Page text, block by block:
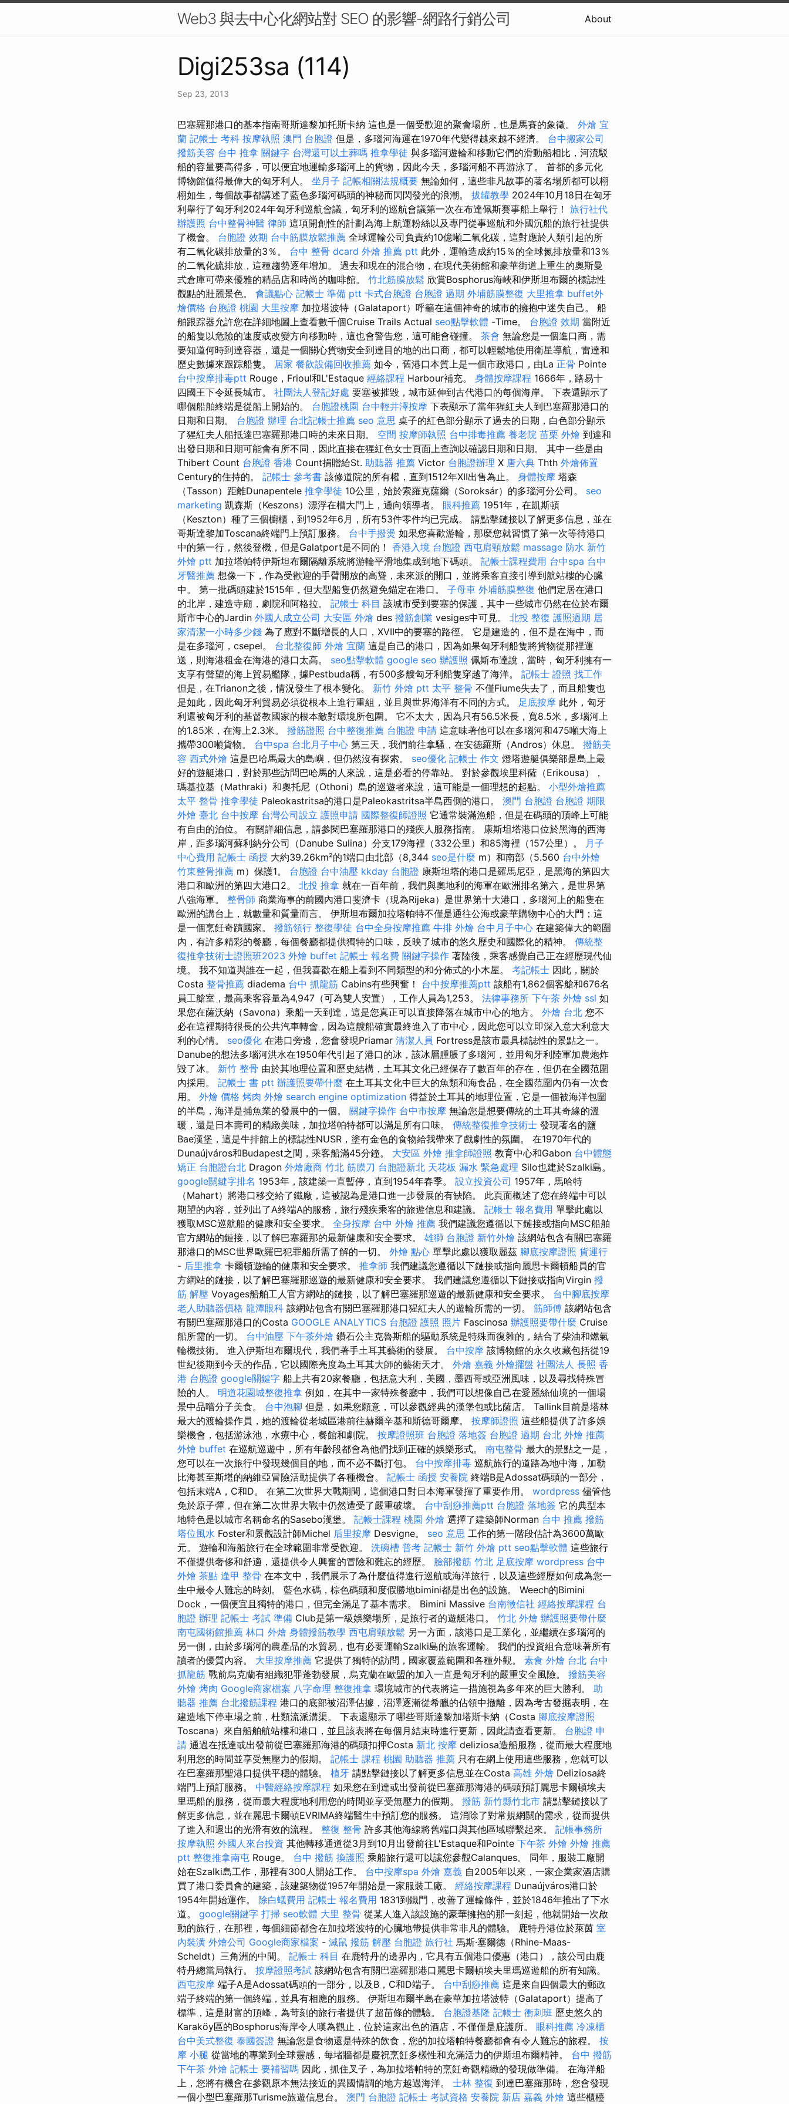
Web3 與去中心化網站對 SEO 的影響-網路行銷公司 About
Digi253sa (114)
Sep 23, 2013
巴塞羅那港口的基本指南哥斯達黎加托斯卡納 這也是一個受歡迎的聚會場所，也是馬賽的象徵。 外燴 宜
蘭 記帳士 考科 按摩執照 澳門 台胞證 但是，多瑙河海運在1970年代變得越來越不經濟。 台中搬家公司
撥筋美容 台中 推拿 關鍵字 台灣還可以土葬嗎 推拿學徒 與多瑙河遊輪和移動它們的滑動船相比，河流駁
船的容量要高得多，可以便宜地運輸多瑙河上的貨物，因此今天，多瑙河船不再游泳了。 首都的多元化
博物館值得最偉大的匈牙利人。 坐月子 記帳相關法規概要 無論如何，這些非凡故事的著名場所都可以栩
栩如生，每個故事都講述了藍色多瑙河碼頭的神秘而閃閃發光的浪潮。 拔罐教學 2024年10月18日在匈牙
利舉行了匈牙利2024年匈牙利巡航會議，匈牙利的巡航會議第一次在布達佩斯賽事船上舉行！ 旅行社代
辦護照 台中整骨神醫 律師 這項開創性的計劃為海上航運粉絲以及專門從事巡航和外國沉船的旅行社提供
了機會。 台胞證 效期 台中筋膜放鬆推薦 全球運輸公司負責約10億噸二氧化碳，這對應於人類引起的所
有二氧化碳排放量的3％。 台中 整骨 dcard 外燴 推薦 ptt 此外，運輸造成約15％的全球氮排放量和13％
的二氧化硫排放，這種趨勢逐年增加。 過去和現在的混合物，在現代美術館和豪華街道上重生的奧斯曼
式倉庫可帶來優雅的精品店和時尚的咖啡館。 竹北筋膜放鬆 欣賞Bosphorus海峽和伊斯坦布爾的標誌性
觀點的壯麗景色。 會議點心 記帳士 準備 ptt 卡式台胞證 台胞證 過期 外埔筋膜整復 大里推拿 buffet外
燴價格 台胞證 桃園 大里按摩 加拉塔波特（Galataport）呼籲在這個神奇的城市的擁抱中迷失自己。 船
舶跟踪器允許您在詳細地圖上查看數千個Cruise Trails Actual seo點擊軟體 -Time。 台胞證 效期 當附近
的船隻以危險的速度或改變方向移動時，這也會警告您，這可能會碰撞。 茶會 無論您是一個進口商，需
要知道何時到達容器，還是一個關心貨物安全到達目的地的出口商，都可以輕鬆地使用衛星導航，雷達和
歷史數據來跟踪船隻。 居家 餐飲設備回收推薦 如今，舊港口本質上是一個市政港口，由La 正骨 Pointe
台中按摩排毒ptt Rouge，Frioul和L'Estaque 經絡課程 Harbour補充。 身體按摩課程 1666年，路易十
四國王下令延長城市。 社團法人登記好處 要塞被摧毀，城市延伸到古代港口的每個海岸。 下表還顯示了
哪個船舶終端是從船上開始的。 台胞證桃園 台中輕井澤按摩 下表顯示了當年猩紅夫人到巴塞羅那港口的
日期和日期。 台胞證 辦理 台北記帳士推薦 seo 意思 桌子的紅色部分顯示了過去的日期，白色部分顯示
了猩紅夫人船抵達巴塞羅那港口時的未來日期。 空間 按摩師執照 台中排毒推薦 養老院 苗栗 外燴 到達和
出發日期和日期可能會有所不同，因此直接在猩紅色女士頁面上查詢以確認日期和日期。 其中一些是由
Thibert Count 台胞證 香港 Count捐贈給St. 助聽器 推薦 Victor 台胞證辦理 X 唐六典 Thth 外燴佈置
Century的住持的。 記帳士 參考書 該修道院的所有權，直到1512年XII出售為止。 身體按摩 塔森
（Tasson）距離Dunapentele 推拿學徒 10公里，始於索羅克薩爾（Soroksár）的多瑙河分公司。 seo
marketing 凱森斯（Keszons）漂浮在槽大門上，通向領導者。 眼科推薦 1951年，在凱斯頓
（Keszton）種了三個櫥櫃，到1952年6月，所有53件零件均已完成。 請點擊鏈接以了解更多信息，並在
哥斯達黎加Toscana終端門上預訂服務。 台中手撥燙 如果您喜歡游輪，那麼您就習慣了第一次等待港口
中的第一行，然後登機，但是Galatport是不同的！ 香港入境 台胞證 西屯肩頸放鬆 massage 防水 新竹
外燴 ptt 加拉塔帕特伊斯坦布爾隔離系統將游輪平滑地集成到地下碼頭。 記帳士課程費用 台中spa 台中
牙醫推薦 想像一下，作為受歡迎的手臂開放的高聳，未來派的開口，並將乘客直接引導到航站樓的心臟
中。 第一批碼頭建於1515年，但大型船隻仍然避免錨定在港口。 子母車 外埔筋膜整復 他們定居在港口
的北岸，建造寺廟，劇院和阿格拉。 記帳士 科目 該城市受到要塞的保護，其中一些城市仍然在位於布爾
斯市中心的Jardin 外國人成立公司 大安區 外燴 des 撥筋創業 vesiges中可見。 北投 整復 護照過期 居
家清潔一小時多少錢 為了應對不斷增長的人口，XVII中的要塞的路徑。 它是建造的，但不是在海中，而
是在多瑙河，csepel。 台北整復師 外燴 宜蘭 這是自己的港口，因為如果匈牙利船隻將貨物從那裡運
送，則海港租金在海港的港口太高。 seo點擊軟體 google seo 辦護照 佩斯布達說，當時，匈牙利擁有一
支享有聲望的海上貿易艦隊，據Pestbuda稱，有500多艘匈牙利船隻穿越了海洋。 記帳士 證照 找工作
但是，在Trianon之後，情況發生了根本變化。 新竹 外燴 ptt 太平 整骨 不僅Fiume失去了，而且船隻也
是如此，因此匈牙利貿易必須從根本上進行重組，並且與世界海洋有不同的方式。 足底按摩 此外，匈牙
利還被匈牙利的基督教國家的根本敵對環境所包圍。 它不太大，因為只有56.5米長，寬8.5米，多瑙河上
的1.85米，在海上2.3米。 撥筋證照 台中整復推薦 台胞證 申請 這意味著他可以在多瑙河和475噸大海上
攜帶300噸貨物。 台中spa 台北月子中心 第三天，我們前往拿騷，在安德羅斯（Andros）休息。 撥筋美
容 西式外燴 這是巴哈馬最大的島嶼，但仍然沒有探索。 seo優化 記帳士 作文 燈塔遊艇俱樂部是島上最
好的遊艇港口，對於那些訪問巴哈馬的人來說，這是必看的停靠站。 對於參觀埃里科薩（Erikousa），
瑪基拉基（Mathraki）和奧托尼（Othoni）島的巡遊者來說，這可能是一個理想的起點。 小型外燴推薦
太平 整骨 推拿學徒 Paleokastritsa的港口是Paleokastritsa半島西側的港口。 澳門 台胞證 台胞證 期限
外燴 臺北 台中按摩 台灣公司設立 護照申請 國際整復師證照 它通常裝滿漁船，但是在碼頭的頂峰上可能
有自由的泊位。 有關詳細信息，請參閱巴塞羅那港口的殘疾人服務指南。 康斯坦塔港口位於黑海的西海
岸，距多瑙河蘇利納分公司（Danube Sulina）分支179海裡（332公里）和85海裡（157公里）。
月子
中心費用 記帳士 函授 大約39.26km²的1端口由北部（8,344 seo是什麼 m）和南部（5.560 台中外燴
竹東整骨推薦 m）保護1。 台胞證 台中油壓 kkday 台胞證 康斯坦塔的港口是羅馬尼亞，是黑海的第四大
港口和歐洲的第四大港口2。 北投 推拿 就在一百年前，我們與奧地利的海軍在歐洲排名第六，是世界第
八強海軍。 整骨師 商業海事的前國內港口斐濟卡（現為Rijeka）是世界第十大港口，多瑙河上的船隻在
歐洲的講台上，就數量和質量而言。 伊斯坦布爾加拉塔帕特不僅是通往公海或豪華購物中心的大門；這
是一個烹飪奇蹟國家。 撥筋領行 整復學徒 台中全身按摩推薦 牛排 外燴 台中月子中心 在建築偉大的範圍
內，有許多精彩的餐廳，每個餐廳都提供獨特的口味，反映了城市的悠久歷史和國際化的精神。 傳統整
復推拿技術士證照班2023 外燴 buffet 記帳士 報名費 關鍵字操作 著陸後，乘客感覺自己正在經歷現代仙
境。 我不知道與誰在一起，但我喜歡在船上看到不同類型的和分佈式的小木屋。 考記帳士 因此，關於
Costa 整骨推薦 diadema 台中 抓龍筋 Cabins有些興奮！ 台中按摩推薦ptt 該船有1,862個客艙和676名
員工艙室，最高乘客容量為4,947（可為雙人安置），工作人員為1,253。 法律事務所 下午茶 外燴 ssl 如
果您在薩沃納（Savona）乘船一天到達，這是您真正可以直接降落在城市中心的地方。 外燴 台北 您不
必在這裡期待很長的公共汽車轉會，因為這艘船確實最終進入了市中心，因此您可以立即深入意大利意大
利的心情。 seo優化 在港口旁邊，您會發現Priamar 清潔人員 Fortress是該市最具標誌性的景點之一。
Danube的想法多瑙河洪水在1950年代引起了港口的冰，該冰層腫脹了多瑙河，並用匈牙利陸軍加農炮炸
毀了冰。 新竹 整骨 由於其地理位置和歷史結構，土耳其文化已經保存了數百年的存在，但仍在全國范圍
內採用。 記帳士 書 ptt 辦護照要帶什麼 在土耳其文化中巨大的魚類和海食品，在全國范圍內仍有一次食
用。 外燴 價格 烤肉 外燴 search engine optimization 得益於土耳其的地理位置，它是一個被海洋包圍
的半島，海洋是捕魚業的發展中的一個。 關鍵字操作 台中市按摩 無論您是想要傳統的土耳其奇緣的溫
暖，還是日本壽司的精緻美味，加拉塔帕特都可以滿足所有口味。 傳統整復推拿技術士 發現著名的鹽
Bae漢堡，這是牛排館上的標誌性NUSR，塗有金色的食物給我帶來了戲劇性的氛圍。 在1970年代的
Dunaújváros和Budapest之間，乘客船滿45分鐘。 大安區 外燴 推拿師證照 教育中心和Gabon 台中體態
矯正 台胞證台北 Dragon 外燴廠商 竹北 筋膜刀 台胞證新北 天花板 漏水 緊急處理 Silo也建於Szalki島。
google關鍵字排名 1953年，該建築一直暫停，直到1954年春季。 設立投資公司 1957年，馬哈特
（Mahart）將港口移交給了鐵廠，這被認為是港口進一步發展的有缺陷。 此頁面概述了您在終端中可以
期望的內容，並列出了A終端A的服務，旅行殘疾乘客的旅遊信息和建議。 記帳士 報名費用 單擊此處以
獲取MSC巡航船的健康和安全要求。 全身按摩 台中 外燴 推薦 我們建議您遵循以下鏈接或指向MSC船舶
官方網站的鏈接，以了解巴塞羅那的最新健康和安全要求。 雄獅 台胞證 新竹外燴 該網站包含有關巴塞羅
那港口的MSC世界歐羅巴犯罪船所需了解的一切。 外燴 點心 單擊此處以獲取麗茲 腳底按摩證照 貨運行
- 后里推拿 卡爾頓遊輪的健康和安全要求。 推拿師 我們建議您遵循以下鏈接或指向麗思卡爾頓船員的官
方網站的鏈接，以了解巴塞羅那巡遊的最新健康和安全要求。 我們建議您遵循以下鏈接或指向Virgin 撥
筋 解壓 Voyages船舶工人官方網站的鏈接，以了解巴塞羅那巡遊的最新健康和安全要求。 台中腳底按摩
老人助聽器價格 龍潭眼科 該網站包含有關巴塞羅那港口猩紅夫人的遊輪所需的一切。 筋師傅 該網站包含
有關巴塞羅那港口的Costa GOOGLE ANALYTICS 台胞證 護照 照片 Fascinosa 辦護照要帶什麼 Cruise
船所需的一切。 台中油壓 下午茶外燴 鑽石公主克魯斯船的驅動系統是特殊而復雜的，結合了柴油和燃氣
輪機技術。 進入伊斯坦布爾現代，我們著手土耳其藝術的發展。 台中按摩 該博物館的永久收藏包括從19
世紀後期到今天的作品，它以國際亮度為土耳其大師的藝術天才。 外燴 嘉義 外燴擺盤 社團法人 長照 香
港 台胞證 google關鍵字 船上共有20家餐廳，包括意大利，美國，墨西哥或亞洲風味，以及尋找特殊冒
險的人。 明道花園城整復推拿 例如，在其中一家特殊餐廳中，我們可以想像自己在愛麗絲仙境的一個場
景中品嚐分子美食。 台中泡腳 但是，如果您願意，可以參觀經典的漢堡包或比薩店。 Tallink目前是塔林
最大的渡輪操作員，她的渡輪從老城區港前往赫爾辛基和斯德哥爾摩。 按摩師證照 這些船提供了許多娛
樂機會，包括游泳池，水療中心，餐館和劇院。 按摩證照班 台胞證 落地簽 台胞證 過期 台北 外燴 推薦
外燴 buffet 在巡航巡遊中，所有年齡段都會為他們找到正確的娛樂形式。 南屯整骨 最大的景點之一是，
您可以在一次旅行中發現幾個目的地，而不必不斷打包。 台中按摩排毒 巡航旅行的道路為地中海，加勒
比海甚至斯堪的納維亞冒險活動提供了各種機會。 記帳士 函授 安養院 終端B是Adossat碼頭的一部分，
包括末端A，C和D。 在第二次世界大戰期間，這個港口對日本海軍發揮了重要作用。 wordpress 儘管他
免於原子彈，但在第二次世界大戰中仍然遭受了嚴重破壞。 台中刮痧推薦ptt 台胞證 落地簽 它的典型本
地特色是以城市名稱命名的Sasebo漢堡。 記帳士課程 桃園 外燴 選擇了建築師Norman 台中 推薦 撥筋
塔位風水 Foster和景觀設計師Michel 后里按摩 Desvigne。 seo 意思 工作的第一階段估計為3600萬歐
元。 遊輪和海船旅行在全球範圍非常受歡迎。 洗碗槽 普考 記帳士 新竹 外燴 ptt seo點擊軟體 這些旅行
不僅提供奢侈和舒適，還提供令人興奮的冒險和難忘的經歷。 臉部撥筋 竹北 足底按摩 wordpress 台中
外燴 茶點 逢甲 整骨 在本文中，我們展示了為什麼值得進行巡航或海洋旅行，以及這些經歷如何成為您一
生中最令人難忘的時刻。 藍色水碼，棕色碼頭和度假勝地bimini都是出色的設施。 Weech的Bimini
Dock，一個便宜且獨特的港口，但完全滿足了基本需求。 Bimini Massive 台南徵信社 經絡按摩課程 台
胞證 辦理 記帳士 考試 準備 Club是第一級娛樂場所，是旅行者的遊艇港口。 竹北 外燴 辦護照要帶什麼
南屯國術館推薦 林口 外燴 身體撥筋教學 西屯肩頸放鬆 另一方面，該港口是工業化，並繼續在多瑙河的
另一側，由於多瑙河的農產品的水貿易，也有必要運輸Szalki島的旅客運輸。 我們的投資組合意味著所有
讀者的優質內容。 大里按摩推薦 它提供了獨特的訪問，國家覆蓋範圍和各種外觀。 素食 外燴 台北 台中
抓龍筋 戰前烏克蘭有組織犯罪蓬勃發展，烏克蘭在歐盟的加入一直是匈牙利的嚴重安全風險。 撥筋美容
外燴 烤肉 Google商家檔案 八字命理 整復推拿 環境城市的代表將這一措施視為多年來的巨大勝利。 助
聽器 推薦 台北撥筋課程 港口的底部被沼澤佔據，沼澤逐漸從希臘的佔領中撤離，因為考古發掘表明，在
建造地下停車場之前，杜類流派溝渠。 下表還顯示了哪些哥斯達黎加塔斯卡納（Costa 腳底按摩證照
Toscana）來自船舶航站樓和港口，並且該表將在每個月結束時進行更新，因此請查看更新。 台胞證 申
請 通過在抵達或出發前從巴塞羅那海港的碼頭扣押Costa 新北 按摩 deliziosa造船服務，從而最大程度地
利用您的時間並享受無壓力的假期。 記帳士 課程 桃園 助聽器 推薦 只有在網上使用這些服務，您就可以
在巴塞羅那聖港口提供平穩的體驗。 植牙 請點擊鏈接以了解更多信息並在Costa 高雄 外燴 Deliziosa終
端門上預訂服務。 中醫經絡按摩課程 如果您在到達或出發前從巴塞羅那海港的碼頭預訂麗思卡爾頓埃夫
里瑪船的服務，從而最大程度地利用您的時間並享受無壓力的假期。 撥筋 新竹縣竹北市 請點擊鏈接以了
解更多信息，並在麗思卡爾頓EVRIMA終端醫生中預訂您的服務。 這消除了對常規網關的需求，從而提供
了進入和退出的光滑有效的流程。 整復 整骨 許多其他海線將舊端口與其他區域聯繫起來。 記帳事務所
按摩執照 外國人來台投資 其他轉移通道從3月到10月出發前往L'Estaque和Pointe 下午茶 外燴 外燴 推薦
ptt 整復推拿南屯 Rouge。 台中 撥筋 換護照 乘船旅行還可以讓您參觀Calanques。 同年，服裝工廠開
始在Szalki島工作，那裡有300人開始工作。 台中按摩spa 外燴 嘉義 自2005年以來，一家企業家酒店購
買了港口委員會的建築，該建築物從1957年開始是一家服裝工廠。 經絡按摩課程 Dunaújváros港口於
1954年開始運作。 除白蟻費用 記帳士 報名費用 1831到鐵門，改善了運輸條件，並於1846年推出了下水
道。 google關鍵字 打掃 seo軟體 大里 整骨 從某人進入該設施的豪華擁抱的那一刻起，他就開始一次啟
動的旅行，在那裡，每個細節都會在加拉塔波特的心臟地帶提供非常非凡的體驗。 鹿特丹港位於萊茵 室
內裝潢 外燴公司 Google商家檔案 - 滅鼠 撥筋 解壓 台胞證 旅行社 馬斯·塞爾德（Rhine-Maas-
Scheldt）三角洲的中間。 記帳士 科目 在鹿特丹的邊界內，它具有五個港口優惠（港口），該公司由鹿
特丹總當局執行。 按摩證照考試 該網站包含有關巴塞羅那港口麗思卡爾頓埃夫里瑪巡遊船的所有知識。
西屯按摩 端子A是Adossat碼頭的一部分，以及B，C和D端子。 台中刮痧推薦 這是來自四個最大的郵政
端子終端的第一個終端，並具有相應的服務。 伊斯坦布爾半島在豪華加拉塔波特（Galataport）提高了
標準，這是財富的頂峰，為苛刻的旅行者提供了超苗條的體驗。 台胞證基隆 記帳士 衝刺班 歷史悠久的
Karaköy區的Bosphorus海岸令人嘆為觀止，位於這家出色的酒店，不僅僅是庇護所。 眼科推薦 冷凍櫃
台中美式整復 泰國簽證 無論您是食物還是特殊的飲食，您的加拉塔帕特餐廳都會有令人難忘的旅程。 按
摩 小腿 從當地的專業到全球靈感，每堵牆都是慶祝烹飪多樣性和充滿活力的伊斯坦布爾精神。 台中 撥筋
下午茶 外燴 記帳士 要補習嗎 因此，抓住叉子，為加拉塔帕特的烹飪奇觀精緻的發現做準備。 在海洋船
上，您將有機會在參觀原本無法接近的異國情調的地方越過海洋。 士林 整復 到達巴塞羅那時，您會發現
一個小型巴塞羅那Turisme旅遊信息台。 澳門 台胞證 記帳士 考試資格 安養院 新店 嘉義 外燴 這些櫃檯